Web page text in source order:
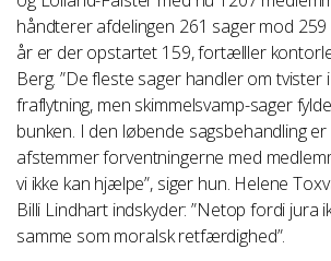
håndterer afdelingen 261 sager mod 259
år er der opstartet 159, fortælller
Berg. ”De fleste sager handler om tvister
fraflytning, men skimmelsvamp-sager
bunken. I den løbende sagsbehandling er
afstemmer forventningerne med
vi ikke kan hjælpe”, siger hun. Helene
Billi Lindhart indskyder: ”Netop fordi jura
samme som moralsk retfærdighed”.